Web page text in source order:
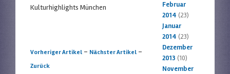
Kulturhighlights München
Artikelnavigation
Vorheriger Artikel - Nächster Artikel -
Zurück
Februar
2014 (23)
Januar
2014 (23)
Dezember
2013 (10)
November